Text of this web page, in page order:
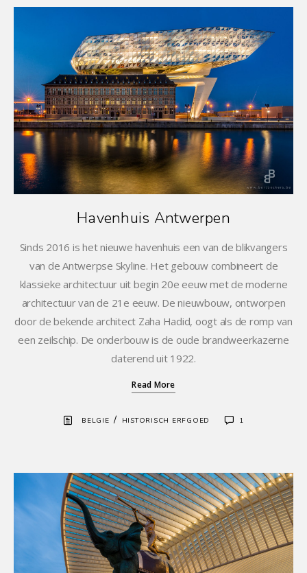
Havenhuis Antwerpen
Sinds 2016 is het nieuwe havenhuis een van de blikvangers
van de Antwerpse Skyline. Het gebouw combineert de
klassieke architectuur uit begin 20e eeuw met de moderne
architectuur van de 21e eeuw. De nieuwbouw, ontworpen
door de bekende architect Zaha Hadid, oogt als de romp van
een zeilschip. De onderbouw is de oude brandweerkazerne
daterend uit 1922.
Read More
BELGIE / HISTORISCH ERFGOED 1